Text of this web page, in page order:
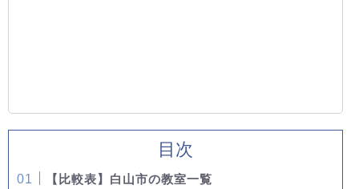
目次
【比較表】白山市の教室一覧